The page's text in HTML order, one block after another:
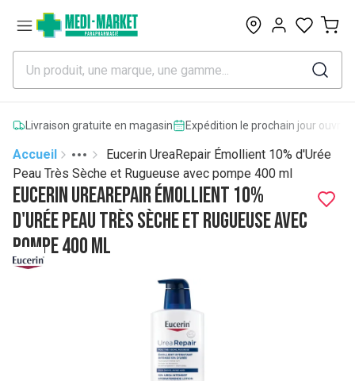
0
Livraison gratuite en magasin Expédition le prochain jour
Accueil
More
Toggle menu
Eucerin UreaRepair Émollient 10% d'Urée
Peau Très Sèche et Rugueuse avec pompe 400 ml
Eucerin UreaRepair Émollient 10%
d'Urée Peau Très Sèche et Rugueuse avec
pompe 400 ml